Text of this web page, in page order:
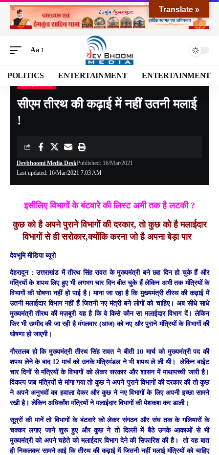
Aa
POLITICS ENTERTAINMENT ENTERTAINMENT
Devbhoomi Media>Blog>EXCLUSIVE >सीएम तीरथ की कढ़ाई में नहीं उतनी मलाई !
सीएम तीरथ की कढ़ाई में नहीं उतनी मलाई
!
Last updated: 16/Mar/2021 7:03 AM
Devbhoomi Media DeskPublished: 16/Mar/2021
इसीलिए विभागों के बंटवारे की लिस्ट अभी तक है लटकी ?
कुछ को है अपने पुराने विभागों की दरकार, तो कुछ को है मलाईदार
विभागों से ही सरोकार,क्योंकि करना जो है अपना बेड़ा पार
देवभूमि मीडिया ब्यूरो
देहरादून : उत्तराखंड में तीरथ सिंह रावत के मुख्यमंत्री बने छह दिन हो चुके हैं और
मंत्रियों के शपथ लिए हुए भी लगभग चार दिन बीत चुके हैं लेकिन अभी तक मंत्रियों के
विभागों की घोषणा नहीं हो पाई है। माना जा रहा है कि मुख्यमंत्री तीरथ की कढ़ाई में
उतनी मलाईदार विभाग नहीं हैं जितनी नए मंत्री बने लोगों को चाहिए। अब सीधे साधे
मुख्यमंत्री तीरथ की मज़बूरी यह है कि वे किसे कौन सा मलाईदार विभाग दें। लेकिन
फिर भी उम्मीद की जा रही है मंगलवार (आज) को नए और पुराने मंत्रियों के विभागों की
घोषणा हो जाएगी।
गौरतलब हो कि मुख्यमंत्री तीरथ सिंह रावत ने बीती 10 मार्च को मुख्यमंत्री पद की
शपथ लेने के बाद 12 मार्च को उनके मंत्रिमंडल ने भी शपथ ले ली थी। लेकिन बाईट
चार दिनों से मंत्रियों के विभागों को लेकर सरकार और शासन में माथापच्ची जारी है।
विकल्प जब मंत्रियों से मांगा गया तो कुछ ने अपने पुराने विभागों की दरकार की तो कुछ
ने अपने अनुभवों का हवाला देकर और कुछ ने नए विभागों के लिए अपनी इच्छा सामने
रखी है। लेकिन अधिकाँश मंत्रियों ने मलाईदार विभागों की पेशकश कर डाली।
सूत्रों की मानें तो विभागों के बंटवारे को लेकर संगठन और संघ तक के गलियारों के
चक्कर लगाए जाने शुरू हुए और कुछ ने तो दिल्ली में बैठे उनके आकाओं से भी
मुख्यमंत्री को अपने चहेते को मलाईदार विभाग देने की सिफारिश की है। तो यह बात
ही निकलकर सामने आई कि तीरथ की कढ़ाई में जितनी नहीं मलाई मंत्रियों को चाहिए
Translate »